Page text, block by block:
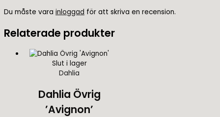
Du måste vara inloggad för att skriva en recension.
Relaterade produkter
Slut i lager
Dahlia
Dahlia Övrig
’Avignon’